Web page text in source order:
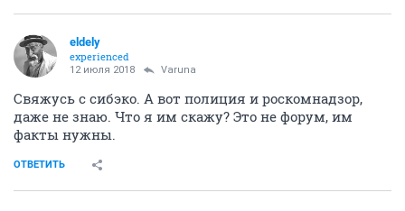
eldely
experienced
12 июля 2018 Varuna
Свяжусь с сибэко. А вот полиция и роскомнадзор,
даже не знаю. Что я им скажу? Это не форум, им
факты нужны.
ОТВЕТИТЬ